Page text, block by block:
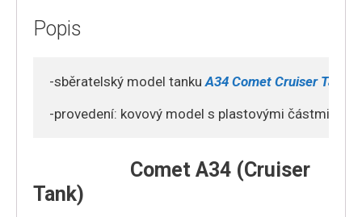
Force,Popis
-sběratelský model tanku A34 Comet Cruiser Tank
-provedení: kovový model s plastovými částmi
Comet A34 (Cruiser
Tank)